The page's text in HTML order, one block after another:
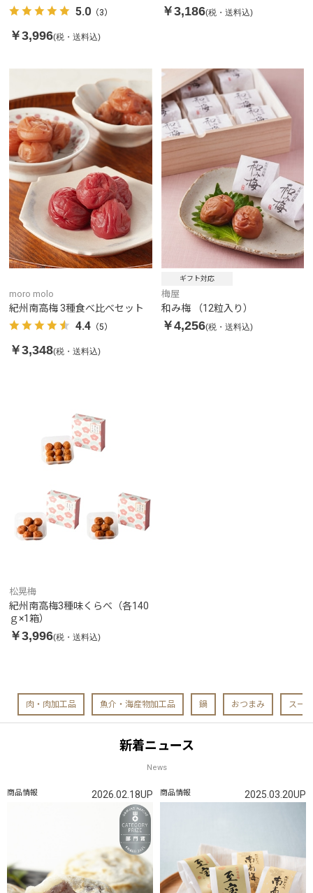
5.0 （3）
￥3,996(税・送料込)
￥3,186(税・送料込)
moro molo
紀州南高梅 3種食べ比べセット
4.4 （5）
￥3,348(税・送料込)
ギフト対応
梅屋
和み梅 （12粒入り）
￥4,256(税・送料込)
松晃梅
紀州南高梅3種味くらべ（各140
ｇ×1箱）
￥3,996(税・送料込)
肉・肉加工品 魚介・海産物加工品 鍋 おつまみ スー
新着ニュース
News
商品情報 2026.02.18UP 商品情報 2025.03.20UP